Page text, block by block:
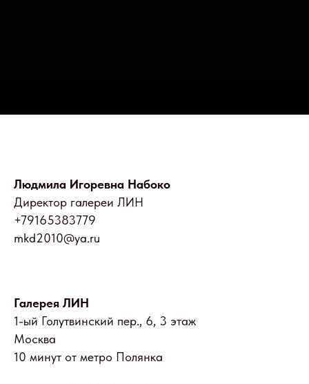
Людмила Игоревна Набоко
Директор галереи ЛИН
+79165383779
mkd2010@ya.ru
Галерея ЛИН
1-ый Голутвинский пер., 6, 3 этаж
Москва
10 минут от метро Полянка